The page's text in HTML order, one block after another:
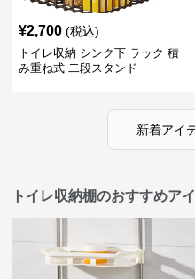
¥2,700 (税込)
トイレ収納 シンク下 ラック 積
み重ね式 二段スタンド
新着アイ
トイレ収納棚のおすすめア